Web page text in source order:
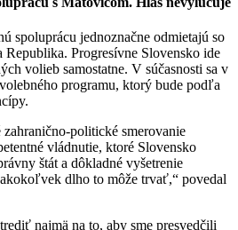
spoluprácu jednoznačne odmietajú so
Republika. Progresívne Slovensko ide
volieb samostatne. V súčasnosti sa v
programu, ktorý bude podľa
politické smerovanie
vládnutie, ktoré Slovensko
štát a dôkladné vyšetrenie
dlho to môže trvať,“ povedal
najmä na to, aby sme presvedčili